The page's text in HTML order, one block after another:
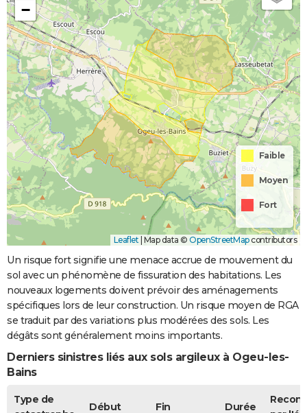
−
Faible
Moyen
Fort
Leaflet | Map data © OpenStreetMapcontributors
Un risque fort signifie une menace accrue de mouvement du
sol avec un phénomène de fissuration des habitations. Les
nouveaux logements doivent prévoir des aménagements
spécifiques lors de leur construction. Un risque moyen de RGA
se traduit par des variations plus modérées des sols. Les
dégâts sont généralement moins importants.
Derniers sinistres liés aux sols argileux à Ogeu-les-
Bains
Type de
Début Fin Durée